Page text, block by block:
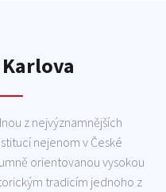
z nejvýznamnějších
nejenom v České
orientovanou vysokou
tradicím jednoho z